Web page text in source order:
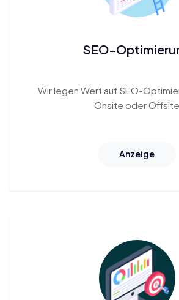
SEO-
Wir legen Wert auf SEO-
Onsite oder Offsite
Anzeige